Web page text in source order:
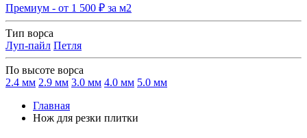
Премиум - от 1 500 ₽ за м2
Тип ворса
Луп-пайл Петля
По высоте ворса
2.4 мм 2.9 мм 3.0 мм 4.0 мм 5.0 мм
Главная
Нож для резки плитки